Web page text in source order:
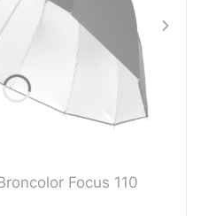
Focus 110